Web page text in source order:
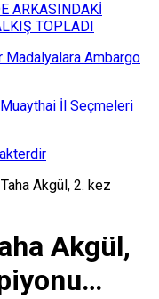
ARKASINDAKİ
TOPLADI
Madalyalara Ambargo
Muaythai İl Seçmeleri
Akgül, 2. kez
Akgül,